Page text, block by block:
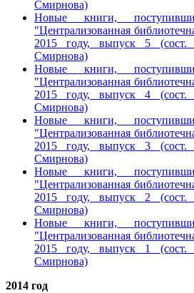
Смирнова)
Новые книги,
"Централизованная
2015 году, выпуск 5
Смирнова)
Новые книги,
"Централизованная
2015 году, выпуск 4
Смирнова)
Новые книги,
"Централизованная
2015 году, выпуск 3
Смирнова)
Новые книги,
"Централизованная
2015 году, выпуск 2
Смирнова)
Новые книги,
"Централизованная
2015 году, выпуск 1
Смирнова)
2014 год